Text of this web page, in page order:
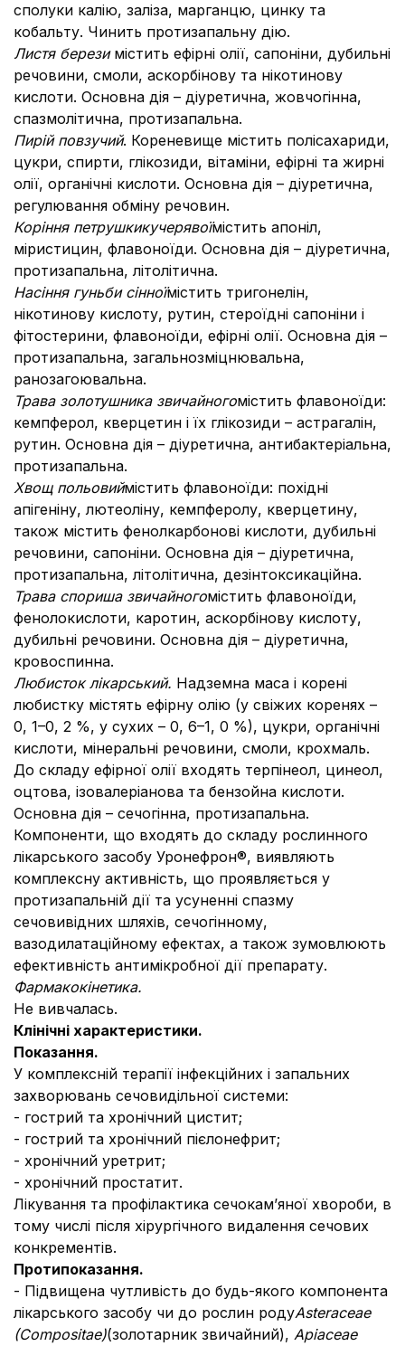
сполуки калію, заліза, марганцю, цинку та
кобальту. Чинить протизапальну дію.
Листя березимістить ефірні олії, сапоніни, дубильні
речовини, смоли, аскорбінову та нікотинову
кислоти. Основна дія – діуретична, жовчогінна,
спазмолітична, протизапальна.
Пирій повзучий. Кореневище містить полісахариди,
цукри, спирти, глікозиди, вітаміни, ефірні та жирні
олії, органічні кислоти. Основна дія – діуретична,
регулювання обміну речовин.
Коріння петрушкикучерявоїмістить апоніл,
міристицин, флавоноїди. Основна дія – діуретична,
протизапальна, літолітична.
Насіння гуньби сінноїмістить тригонелін,
нікотинову кислоту, рутин, стероїдні сапоніни і
фітостерини, флавоноїди, ефірні олії. Основна дія –
протизапальна, загальнозміцнювальна,
ранозагоювальна.
Трава золотушника звичайногомістить флавоноїди:
кемпферол, кверцетин і їх глікозиди – астрагалін,
рутин. Основна дія – діуретична, антибактеріальна,
протизапальна.
Хвощ польовиймістить флавоноїди: похідні
апігеніну, лютеоліну, кемпферолу, кверцетину,
також містить фенолкарбонові кислоти, дубильні
речовини, сапоніни. Основна дія – діуретична,
протизапальна, літолітична, дезінтоксикаційна.
Трава спориша звичайногомістить флавоноїди,
фенолокислоти, каротин, аскорбінову кислоту,
дубильні речовини. Основна дія – діуретична,
кровоспинна.
Любисток лікарський. Надземна маса і корені
любистку містять ефірну олію (у свіжих коренях –
0, 1–0, 2 %, у сухих – 0, 6–1, 0 %), цукри, органічні
кислоти, мінеральні речовини, смоли, крохмаль.
До складу ефірної олії входять терпінеол, цинеол,
оцтова, ізовалеріанова та бензойна кислоти.
Основна дія – сечогінна, протизапальна.
Компоненти, що входять до складу рослинного
лікарського засобу Уронефрон®, виявляють
комплексну активність, що проявляється у
протизапальній дії та усуненні спазму
сечовивідних шляхів, сечогінному,
вазодилатаційному ефектах, а також зумовлюють
ефективність антимікробної дії препарату.
Фармакокінетика.
Не вивчалась.
Клінічні характеристики.
Показання.
У комплексній терапії інфекційних і запальних
захворювань сечовидільної системи:
- гострий та хронічний цистит;
- гострий та хронічний пієлонефрит;
- хронічний уретрит;
- хронічний простатит.
Лікування та профілактика сечокам’яної хвороби, в
тому числі після хірургічного видалення сечових
конкрементів.
Протипоказання.
- Підвищена чутливість до будь-якого компонента
лікарського засобу чи до рослин родуAsteraceae
(Compositae)(золотарник звичайний), Apiaceae